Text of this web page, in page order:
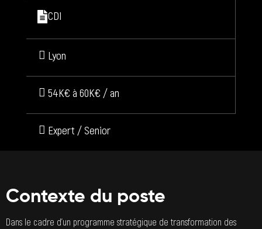
CDI
Lyon
54K€ à 60K€ / an
Expert / Senior
Contexte du poste
Dans le cadre d’un programme stratégique de transformation des